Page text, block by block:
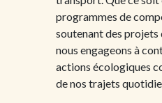
programmes de
soutenant des
nous engageons à
actions écologiques
de nos trajets